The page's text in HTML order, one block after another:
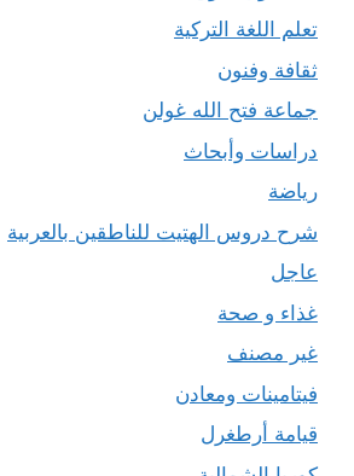
تعلم اللغة التركية
ثقافة وفنون
جماعة فتح الله غولن
دراسات وأبحاث
رياضة
شرح دروس الهتيت للناطقين بالعربية
عاجل
غذاء و صحة
غير مصنف
فيتامينات ومعادن
قيامة أرطغرل